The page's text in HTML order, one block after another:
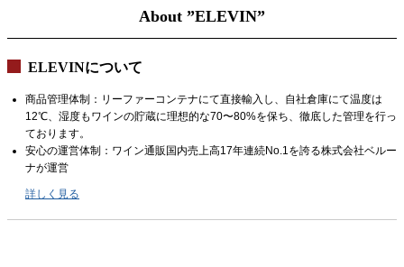
About ”ELEVIN”
ELEVINについて
商品管理体制：リーファーコンテナにて直接輸入し、自社倉庫にて温度は
12℃、湿度もワインの貯蔵に理想的な70〜80%を保ち、徹底した管理を行っ
ております。
安心の運営体制：ワイン通販国内売上高17年連続No.1を誇る株式会社ベルー
ナが運営
詳しく見る